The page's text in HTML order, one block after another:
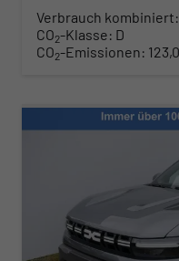
Verbrauch kombiniert:
CO2-Klasse: D
CO2-Emissionen: